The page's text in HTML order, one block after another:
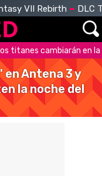
VII Rebirth DLC
titanes cambiarán en
Antena 3 y
la noche del